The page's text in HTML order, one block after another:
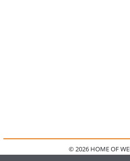
© 2026 HOME OF